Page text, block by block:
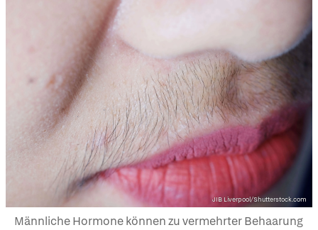
JIB Liverpool/Shutterstock.com
Männliche Hormone können zu vermehrter Behaarung